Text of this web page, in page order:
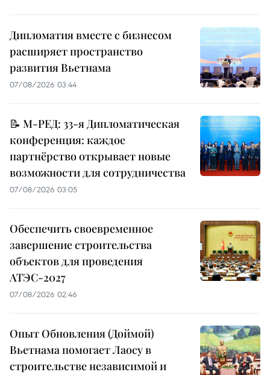
Дипломатия вместе с бизнесом
расширяет пространство
развития Вьетнама
07/08/2026 03:44
📝 М-РЕД: 33-я Дипломатическая
конференция: каждое
партнёрство открывает новые
возможности для сотрудничества
07/08/2026 03:05
Обеспечить своевременное
завершение строительства
объектов для проведения
АТЭС-2027
07/08/2026 02:46
Опыт Обновления (Доймой)
Вьетнама помогает Лаосу в
строительстве независимой и